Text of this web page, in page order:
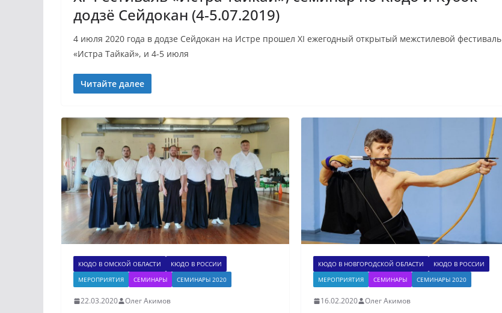
додзё Сейдокан (4-5.07.2019)
4 июля 2020 года в додзе Сейдокан на Истре прошел XI ежегодный открытый межстилевой фестиваль
«Истра Тайкай», и 4-5 июля
Читайте далее
КЮДО В ОМСКОЙ ОБЛАСТИ
КЮДО В РОССИИ
МЕРОПРИЯТИЯ
СЕМИНАРЫ СЕМИНАРЫ 2020
22.03.2020 Олег Акимов
КЮДО В НОВГОРОДСКОЙ ОБЛАСТИ
КЮДО В РОССИИ
МЕРОПРИЯТИЯ
СЕМИНАРЫ СЕМИНАРЫ 2020
16.02.2020 Олег Акимов